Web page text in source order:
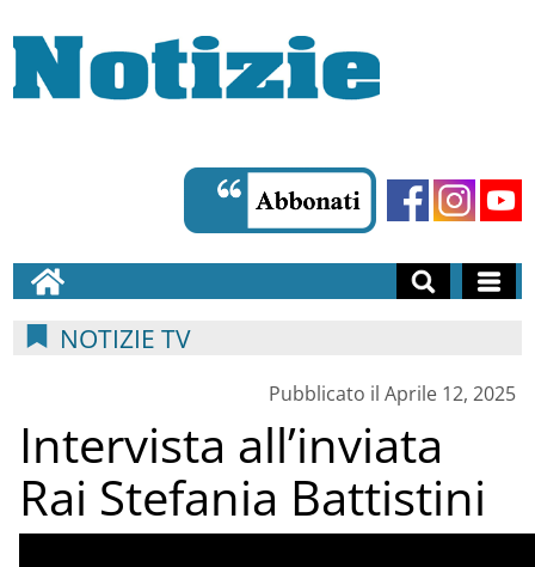
NOTIZIE TV
Pubblicato il Aprile 12, 2025
Intervista all’inviata
Rai Stefania Battistini